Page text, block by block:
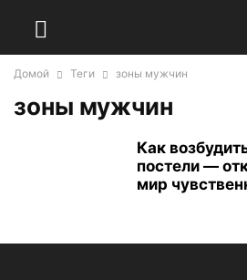
Домой Теги зоны мужчин
зоны мужчин
Как
постели —
мир